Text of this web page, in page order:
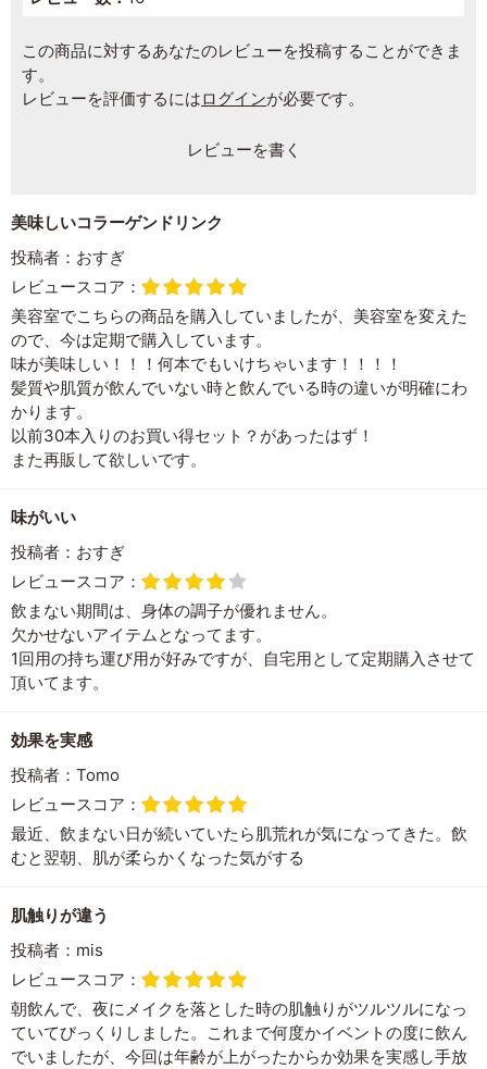
この商品に対するあなたのレビューを投稿することができま
す。
レビューを評価するにはログインが必要です。
レビューを書く
美味しいコラーゲンドリンク
投稿者： おすぎ
レビュースコア：
美容室でこちらの商品を購入していましたが、美容室を変えた
ので、今は定期で購入しています。
味が美味しい！！！何本でもいけちゃいます！！！！
髪質や肌質が飲んでいない時と飲んでいる時の違いが明確にわ
かります。
以前30本入りのお買い得セット？があったはず！
また再販して欲しいです。
味がいい
投稿者： おすぎ
レビュースコア：
飲まない期間は、身体の調子が優れません。
欠かせないアイテムとなってます。
1回用の持ち運び用が好みですが、自宅用として定期購入させて
頂いてます。
効果を実感
投稿者： Tomo
レビュースコア：
最近、飲まない日が続いていたら肌荒れが気になってきた。飲
むと翌朝、肌が柔らかくなった気がする
肌触りが違う
投稿者： mis
レビュースコア：
朝飲んで、夜にメイクを落とした時の肌触りがツルツルになっ
ていてびっくりしました。これまで何度かイベントの度に飲ん
でいましたが、今回は年齢が上がったからか効果を実感し手放